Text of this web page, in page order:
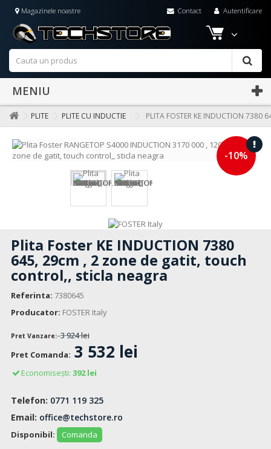
Autentificare
Contact
Magazinele noastre
MENIU
PLITE PLITE CU INDUCTIE PLITA FOSTER KE INDUCTION 7380
-10%
Plita Foster KE INDUCTION 7380
645, 29cm , 2 zone de gatit, touch
control,, sticla neagra
Referinta: 7380645
Producator: FOSTER Italy
Pret Vanzare: 3 924 lei
Pret Comanda: 3 532 lei
Economisești: 392 lei
Telefon: 0771 119 325
Email: office@techstore.ro
Disponibil:
Comanda